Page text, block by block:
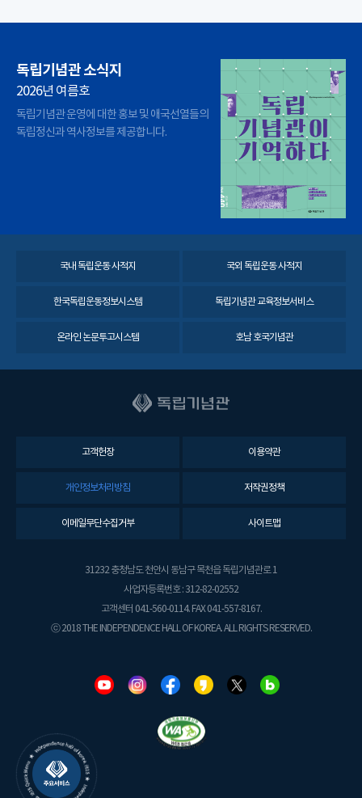
독립기념관 소식지
2026년 여름호
독립기념관 운영에 대한 홍보 및 애국선열들의
독립정신과 역사정보를 제공합니다.
국내 독립운동 사적지 국외 독립운동 사적지
한국독립운동정보시스템 독립기념관 교육정보서비스
온라인 논문투고시스템 호남 호국기념관
고객헌장 이용약관
개인정보처리방침 저작권정책
이메일무단수집거부 사이트맵
31232 충청남도 천안시 동남구 목천읍 독립기념관로 1
사업자등록번호 : 312-82-02552
고객센터 041-560-0114. FAX 041-557-8167.
ⓒ 2018 THE INDEPENDENCE HALL OF KOREA. ALL RIGHTS RESERVED.